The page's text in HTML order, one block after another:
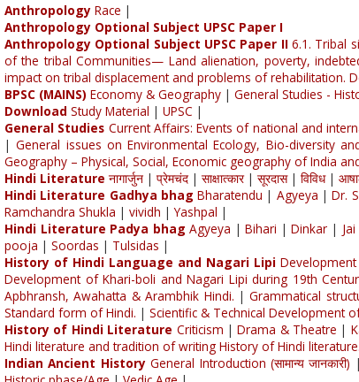
Anthropology Race |
Anthropology Optional Subject UPSC Paper I
Anthropology Optional Subject UPSC Paper II 6.1. Tribal
of the tribal Communities— Land alienation, poverty,
impact on tribal displacement and problems of rehabilitation.
BPSC (MAINS) Economy & Geography | General Studies -
Download Study Material | UPSC |
General Studies Current Affairs: Events of national and
|General issues on Environmental Ecology, Bio-diversity
Geography – Physical, Social, Economic geography of India
Hindi Literature नागार्जुन | प्रेमचंद | साक्षात्कार| सूरदास| विविध|
Hindi Literature Gadhya bhag Bharatendu | Agyeya |Dr.
Ramchandra Shukla | vividh |Yashpal |
Hindi Literature Padya bhag Agyeya |Bihari |Dinkar |
pooja | Soordas | Tulsidas |
History of Hindi Language and Nagari Lipi
Development of Khari-boli and Nagari Lipi during 19th
Apbhransh, Awahatta & Arambhik Hindi. |Grammatical
Standard form of Hindi. | Scientific & Technical Development
History of Hindi Literature Criticism |Drama & Theatre |
Hindi literature and tradition of writing History of Hindi literature.
Indian Ancient History General Introduction (सामान्य जानकारी)